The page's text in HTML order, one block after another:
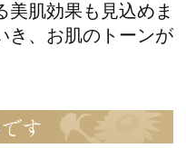
美肌効果も見込めま
き、お肌のトーンが
す